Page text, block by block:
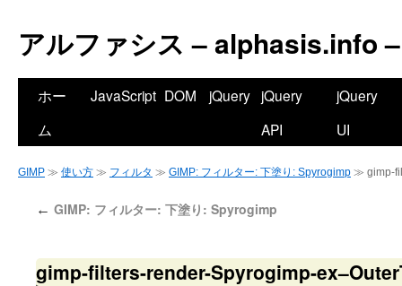
アルファシス – alphasis.info –
ホー
ム
JavaScript DOM jQuery jQuery
API
jQuery
UI
GIMP ≫ 使い方 ≫ フィルタ ≫ GIMP: フィルター: 下塗り: Spyrogimp ≫ gimp-
← GIMP: フィルター: 下塗り: Spyrogimp
gimp-filters-render-Spyrogimp-